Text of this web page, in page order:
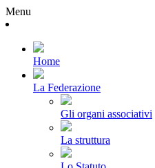
Menu
Home
La Federazione
Gli organi associativi
La struttura